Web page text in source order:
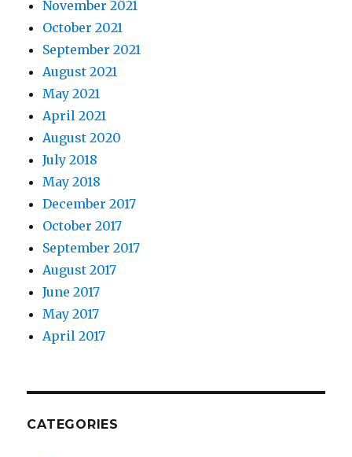
November 2021
October 2021
September 2021
August 2021
May 2021
April 2021
August 2020
July 2018
May 2018
December 2017
October 2017
September 2017
August 2017
June 2017
May 2017
April 2017
CATEGORIES